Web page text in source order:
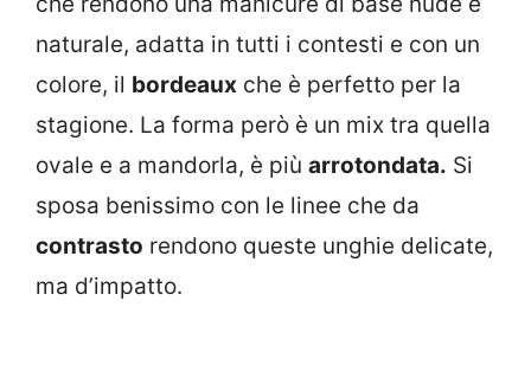
naturale, adatta in tutti i contesti e con un
colore, il bordeaux che è perfetto per la
stagione. La forma però è un mix tra quella
ovale e a mandorla, è più arrotondata. Si
sposa benissimo con le linee che da
contrasto rendono queste unghie delicate,
ma d’impatto.